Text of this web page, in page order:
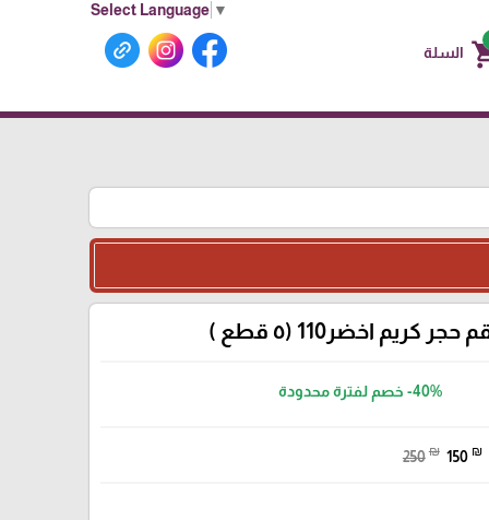
Select Language ▼
السلة
كريم اخضر110 (٥ قطع )
-40%خصم لفترة محدودة
250 ₪ 150 ₪